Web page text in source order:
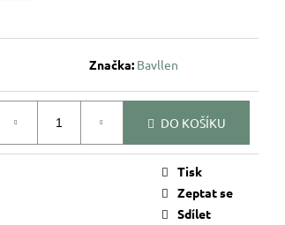
Značka: Bavllen
DO KOŠÍKU
Tisk
Zeptat se
Sdílet